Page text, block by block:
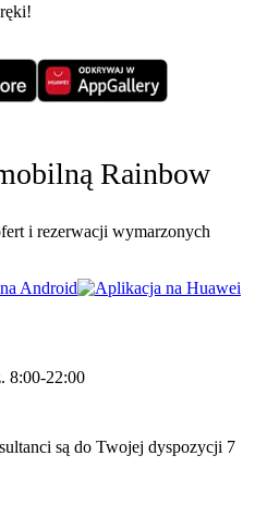
Rainbow
i rezerwacji wymarzonych
8:00-22:00
są do Twojej dyspozycji 7